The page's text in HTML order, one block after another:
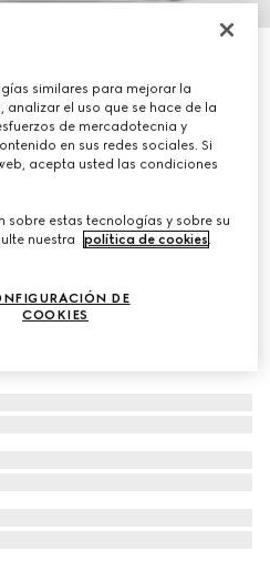
similares para mejorar la
el uso que se hace de la
de mercadotecnia y
en sus redes sociales. Si
acepta usted las condiciones
sobre estas tecnologías y sobre su
nuestra
política de cookies
DE
COOKIES